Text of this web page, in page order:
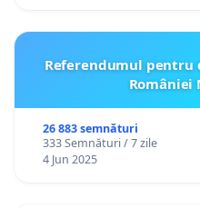
Referendumul pentru
României
26 883 semnături
333 Semnături / 7 zile
4 Jun 2025